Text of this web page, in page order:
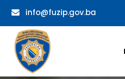
info@fuzip.gov.ba